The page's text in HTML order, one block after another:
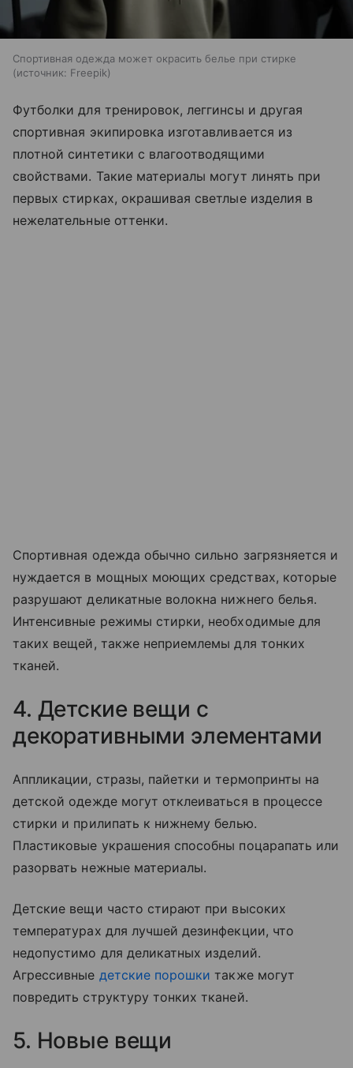
Спортивная одежда может окрасить белье при стирке
источник: Freepik
Футболки для тренировок, леггинсы и другая
спортивная экипировка изготавливается из
плотной синтетики с влагоотводящими
свойствами. Такие материалы могут линять при
первых стирках, окрашивая светлые изделия в
нежелательные оттенки.
Спортивная одежда обычно сильно загрязняется и
нуждается в мощных моющих средствах, которые
разрушают деликатные волокна нижнего белья.
Интенсивные режимы стирки, необходимые для
таких вещей, также неприемлемы для тонких
тканей.
4. Детские вещи с
декоративными элементами
Аппликации, стразы, пайетки и термопринты на
детской одежде могут отклеиваться в процессе
стирки и прилипать к нижнему белью.
Пластиковые украшения способны поцарапать или
разорвать нежные материалы.
Детские вещи часто стирают при высоких
температурах для лучшей дезинфекции, что
недопустимо для деликатных изделий.
Агрессивные детские порошки также могут
повредить структуру тонких тканей.
5. Новые вещи